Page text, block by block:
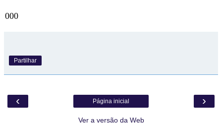
000
Partilhar
‹ ›
Página inicial
Ver a versão da Web